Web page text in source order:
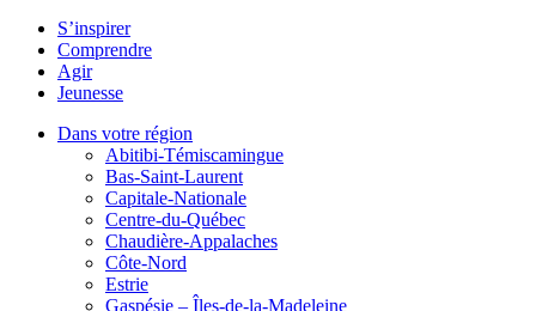
S’inspirer
Comprendre
Agir
Jeunesse
Dans votre région
Abitibi-Témiscamingue
Bas-Saint-Laurent
Capitale-Nationale
Centre-du-Québec
Chaudière-Appalaches
Côte-Nord
Estrie
Gaspésie – Îles-de-la-Madeleine